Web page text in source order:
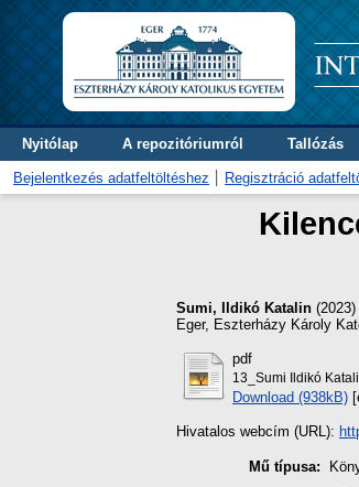
Nyitólap A repozitóriumról Tallózás
Bejelentkezés adatfeltöltéshez Regisztráció
Sumi, Ildikó Katalin (2023)
Eger, Eszterházy Károly
pdf
13_Sumi Ildikó
Download (938kB)
Hivatalos webcím (URL):
Mű típusa: